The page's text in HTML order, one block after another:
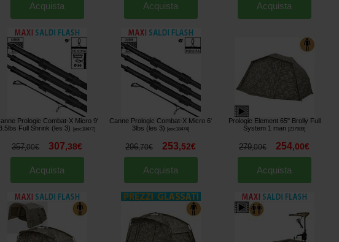
Acquista Acquista Acquista
Prologic Combat-X Micro 9'
Full Shrink (les 3)
esc18477]
357,00€ 307,38€
Acquista
Canne Prologic Combat-X Micro 6'
3lbs (les 3)
[esc18474]
296,70€ 253,52€
Acquista
Prologic Element 65" Brolly Full
System 1 man [217989]
279,00€ 254,00€
Acquista